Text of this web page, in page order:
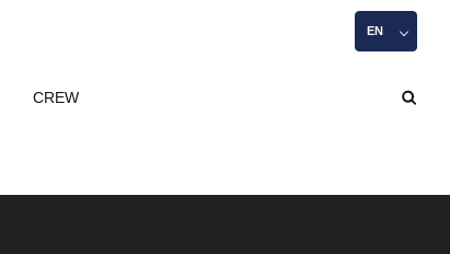
CREW
EN